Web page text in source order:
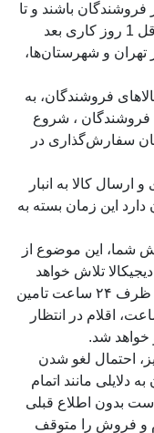
باشند و تا
ساعت 16 هر روز کاری نهایی شوند ، حداقل 1 روز کاری بعد
و شهرستان‌ها،
فروشندگان، به
، شروع
پس از زمان سفارش‌گذاری در
و ارسال کالا به انبار
این زمان بسته به
این موضوع از
تلاش خواهد
کرد محصول/محصولات مورد نظر شما را ظرف ۲۴ ساعت تامین
تامین کالا بعد از ۲۴ ساعت، اقلام در انتظار
شد.
لغو شدن
مانند اتمام
بدون اطلاع قبلی
فروش را متوقف